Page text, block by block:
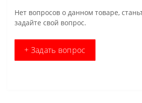
Нет вопросов о данном товаре,
задайте свой вопрос.
+ Задать вопрос